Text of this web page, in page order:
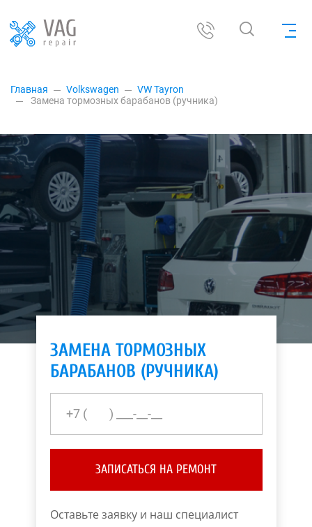
Главная Volkswagen
VW Tayron
Замена тормозных барабанов (ручника)
ЗАМЕНА ТОРМОЗНЫХ
БАРАБАНОВ (РУЧНИКА)
ЗАПИСАТЬСЯ НА РЕМОНТ
Оставьте заявку и наш специалист